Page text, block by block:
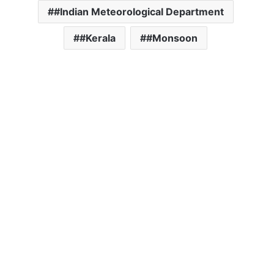
#Indian Meteorological Department
#Kerala #Monsoon